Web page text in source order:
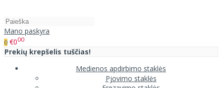
Mano paskyra
0 €000
Prekių krepšelis tuščias!
Medienos apdirbimo staklės
Pjovimo staklės